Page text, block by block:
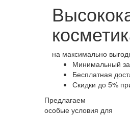
на максимально
Минимальный
Бесплатная
Скидки до 5%
Предлагаем
особые условия для